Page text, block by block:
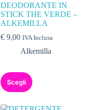
DEODORANTE IN
STICK THE VERDE –
ALKEMILLA
€ 9,00 IVA Inclusa
Alkemilla
Scegli